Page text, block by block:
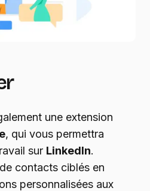
une extension
, qui vous permettra
sur LinkedIn.
contacts ciblés en
personnalisées aux